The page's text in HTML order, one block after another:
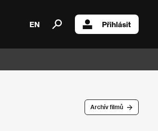
EN Přihlásit
Archív filmů